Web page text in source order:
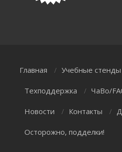
Главная / Учебные стенды
Техподдержка / ЧаВо/
Новости / Контакты /
Осторожно, подделки!